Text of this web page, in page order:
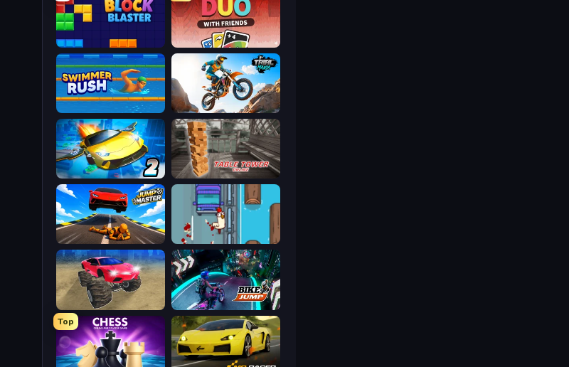
DUO With Friends
Block Blaster
Trial Mania
Swimmer Rush
Table Tower Online
Ultimate Flying Car 2
Go Chicken Go!
Jump Master: Car Racing
Bike Jump
Top